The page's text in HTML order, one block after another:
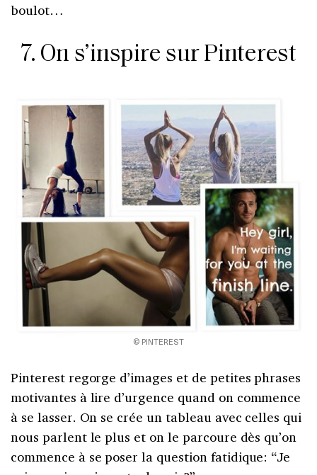
boulot…
7. On s’inspire sur Pinterest
© PINTEREST
Pinterest regorge d’images et de petites phrases
motivantes à lire d’urgence quand on commence
à se lasser. On se crée un tableau avec celles qui
nous parlent le plus et on le parcoure dès qu’on
commence à se poser la question fatidique: “Je